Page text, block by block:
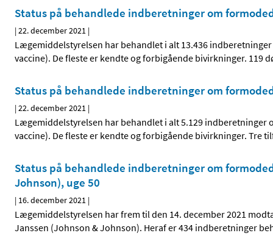
Status på behandlede indberetninger om
|22. december 2021 |
Lægemiddelstyrelsen har behandlet i alt 13.436
vaccine). De fleste er kendte og forbigående bivirkninger.
Status på behandlede indberetninger om
|22. december 2021 |
Lægemiddelstyrelsen har behandlet i alt 5.129 indberetninger
vaccine). De fleste er kendte og forbigående bivirkninger.
Status på behandlede indberetninger om
Johnson), uge 50
| 16. december 2021 |
Lægemiddelstyrelsen har frem til den 14. december 2021
Janssen (Johnson & Johnson). Heraf er 434 indberetninger